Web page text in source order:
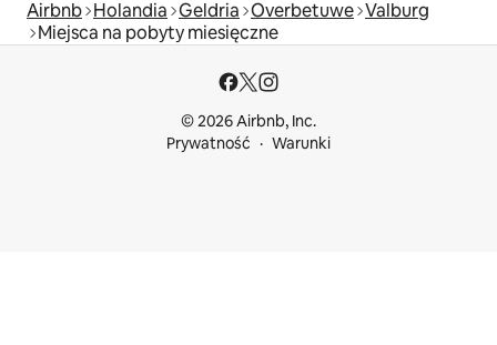
Airbnb Holandia Geldria Overbetuwe Valburg
Miejsca na pobyty miesięczne
© 2026 Airbnb, Inc.
Prywatność
Warunki